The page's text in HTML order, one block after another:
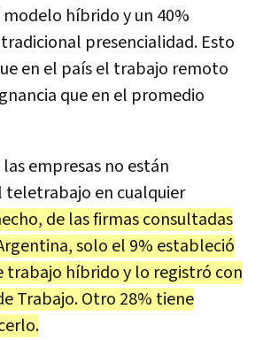
híbrido y un 40%
presencialidad. Esto
en el país el trabajo remoto
que en el promedio
empresas no están
en cualquier
de las firmas consultadas
solo el 9% estableció
trabajo híbrido y lo registró con
Trabajo. Otro 28% tiene